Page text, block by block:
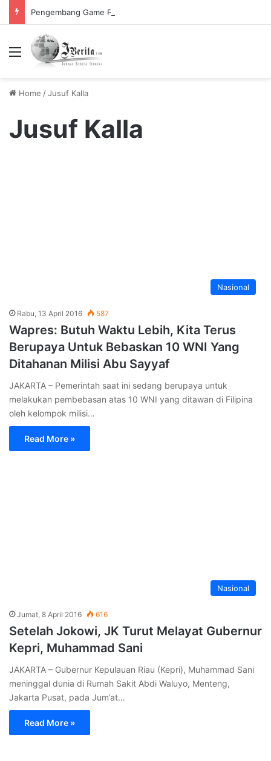
Menu
Home /Jusuf Kalla
Jusuf Kalla
Nasional
Rabu, 13 April 2016 587
Wapres: Butuh Waktu Lebih, Kita Terus
Berupaya Untuk Bebaskan 10 WNI Yang
Ditahanan Milisi Abu Sayyaf
JAKARTA – Pemerintah saat ini sedang berupaya untuk
melakukan pembebasan atas 10 WNI yang ditawan di Filipina
oleh kelompok milisi…
Read More »
Nasional
Jumat, 8 April 2016 616
Setelah Jokowi, JK Turut Melayat Gubernur
Kepri, Muhammad Sani
JAKARTA – Gubernur Kepulauan Riau (Kepri), Muhammad Sani
meninggal dunia di Rumah Sakit Abdi Waluyo, Menteng,
Jakarta Pusat, pada Jum’at…
Read More »